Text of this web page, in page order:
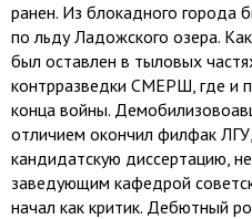
ранен. Из блокадного города
по льду Ладожского озера.
был оставлен в тыловых
контрразведки СМЕРШ, где и
конца войны.
отличием окончил филфак
кандидатскую диссертацию,
заведующим кафедрой
начал как критик. Дебютный